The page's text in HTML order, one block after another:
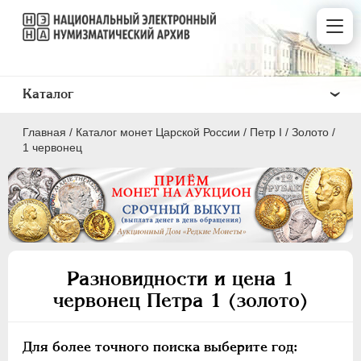
Главная / Каталог монет Царской России / Пeтр I / Золото /
1 червонец
Разновидности и цена 1
червонец Петра 1 (золото)
Для более точного поиска выберите год:
Каталог
ПEТР I 1699 - 1725
2 червонца
1 червонец